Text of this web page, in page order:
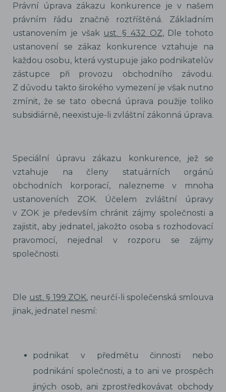
Právní úprava zákazu konkurence je v našem
právním řádu značně roztříštěná. Základním
ustanovením je však ust. § 432 OZ, Dle tohoto
ustanovení se zákaz konkurence vztahuje na
každou osobu, která vystupuje jako podnikatelův
zástupce při provozu obchodního závodu.
Z důvodu takto širokého vymezení je však nutno
zmínit, že se tato obecná úprava použije toliko
subsidiárně, neexistuje-li zvláštní zákonná úprava.
Speciální úpravu zákazu konkurence, jež se
vztahuje na členy statuárních orgánů
obchodních korporací, nalezneme v mnoha
ustanoveních ZOK. Účelem zvláštní úpravy
v ZOK je především chránit zájmy společnosti a
zajistit, aby jednatel, jakožto osoba s rozhodovací
pravomocí, nejednal v rozporu se zájmy
společnosti.
Dle ust. § 199 ZOK, neurčí-li společenská smlouva
jinak, jednatel nesmí:
podnikat v předmětu činnosti nebo
podnikání společnosti, a to ani ve prospěch
jiných osob, ani zprostředkovávat obchody